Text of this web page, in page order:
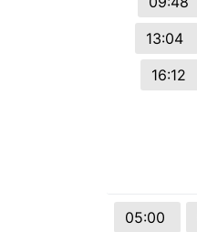
13:04
16:12
05:00